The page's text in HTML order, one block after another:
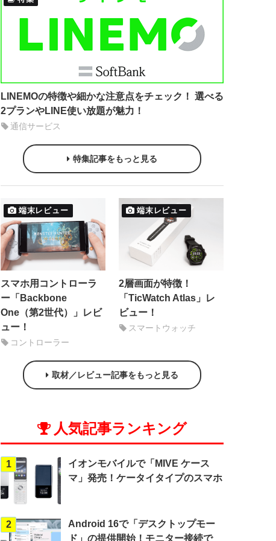
LINEMOの特徴や細かな注意点をチェック！ 選べる
2プランやLINE使い放題が魅力！
通信サービス
特集記事をもっと見る
端末レビュー
スマホ用コントローラ
ー「Backbone
One（第2世代）」レビ
ュー！
コントローラー
端末レビュー
2層画面が特徴！
「TicWatch Atlas」レ
ビュー！
スマートウォッチ
取材／レビュー記事をもっと見る
人気記事ランキング
1
イオンモバイルで「MIVE ケース
マ」発売！ケータイタイプのスマホ
2
Android 16で「デスクトップモー
ド」の提供開始！モニター接続で